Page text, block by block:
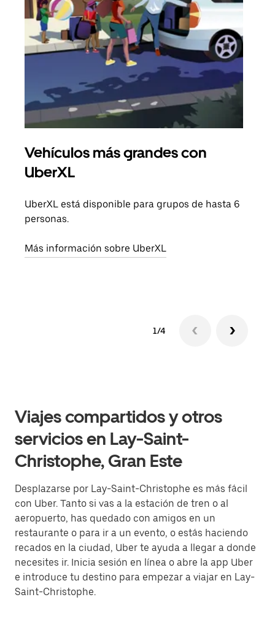
Vehículos más grandes con
UberXL
UberXL está disponible para grupos de hasta 6
personas.
Más información sobre UberXL
1/4
Viajes compartidos y otros
servicios en Lay-Saint-
Christophe, Gran Este
Desplazarse por Lay-Saint-Christophe es más fácil
con Uber. Tanto si vas a la estación de tren o al
aeropuerto, has quedado con amigos en un
restaurante o para ir a un evento, o estás haciendo
recados en la ciudad, Uber te ayuda a llegar a donde
necesites ir. Inicia sesión en línea o abre la app Uber
e introduce tu destino para empezar a viajar en Lay-
Saint-Christophe.